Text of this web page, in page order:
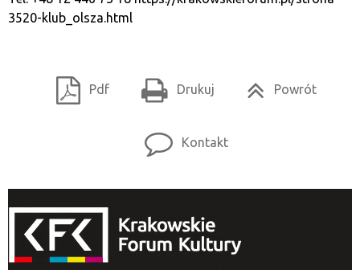
3520-klub_olsza.html
Pdf Drukuj Powrót
Kontakt